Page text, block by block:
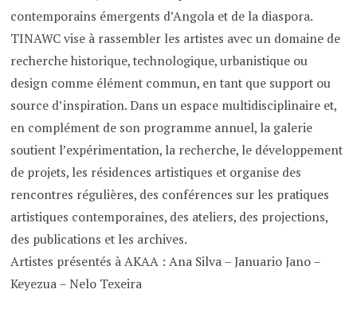
contemporains émergents d’Angola et de la diaspora.
TINAWC vise à rassembler les artistes avec un domaine de
recherche historique, technologique, urbanistique ou
design comme élément commun, en tant que support ou
source d’inspiration. Dans un espace multidisciplinaire et,
en complément de son programme annuel, la galerie
soutient l’expérimentation, la recherche, le développement
de projets, les résidences artistiques et organise des
rencontres régulières, des conférences sur les pratiques
artistiques contemporaines, des ateliers, des projections,
des publications et les archives.
Artistes présentés à AKAA : Ana Silva – Januario Jano –
Keyezua – Nelo Texeira